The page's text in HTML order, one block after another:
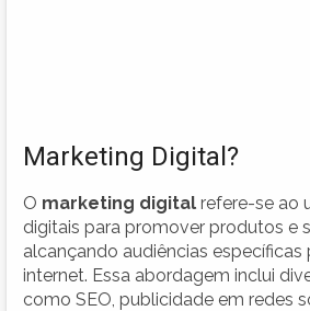
Marketing Digital?
O marketing digital refere-se ao
digitais para promover produtos e
alcançando audiências específicas
internet. Essa abordagem inclui
como SEO, publicidade em redes